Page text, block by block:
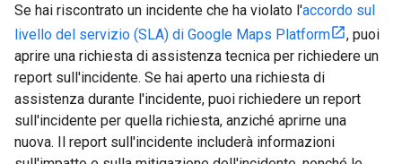
Se hai riscontrato un incidente che ha violato l'accordo sul
livello del servizio (SLA) di Google Maps Platform
, puoi
aprire una richiesta di assistenza tecnica per richiedere un
report sull'incidente. Se hai aperto una richiesta di
assistenza durante l'incidente, puoi richiedere un report
sull'incidente per quella richiesta, anziché aprirne una
nuova. Il report sull'incidente includerà informazioni